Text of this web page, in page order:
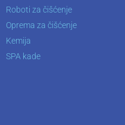
Roboti za čišćenje
Oprema za čišćenje
Kemija
SPA kade